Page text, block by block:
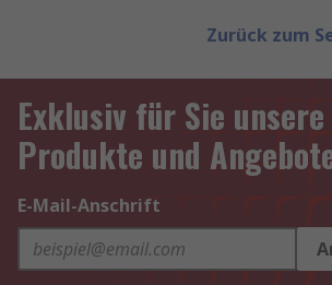
Zurück zum
Exklusiv für Sie
Produkte und
E-Mail-Anschrift